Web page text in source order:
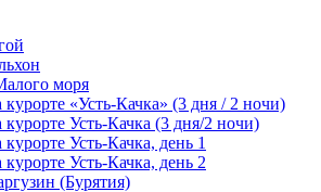
моря
«Усть-Качка» (3 дня / 2 ночи)
Усть-Качка (3 дня/2 ночи)
Усть-Качка, день 1
Усть-Качка, день 2
(Бурятия)